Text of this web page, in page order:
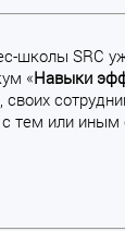
школы SRC
«Навыки
с тем или